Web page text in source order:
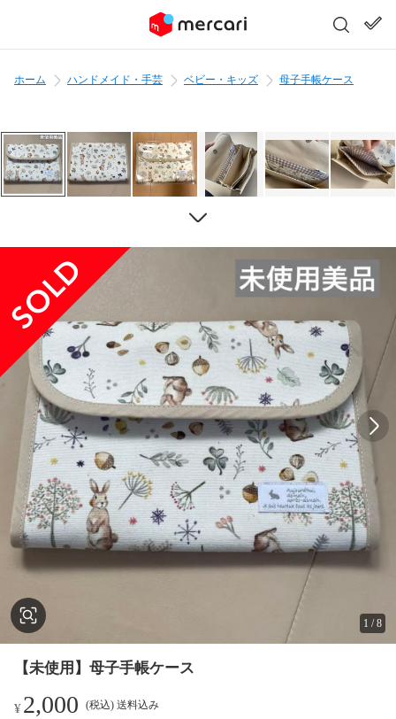
ホーム ハンドメイド・手芸 ベビー・キッズ 母子手帳ケース
1 /8
【未使用】母子手帳ケース
¥2,000 (税込) 送料込み